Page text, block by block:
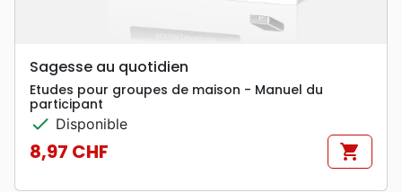
Sagesse au quotidien
Etudes pour groupes de maison - Manuel du
participant
check Disponible
Prix
8,97 CHF shopping_cart